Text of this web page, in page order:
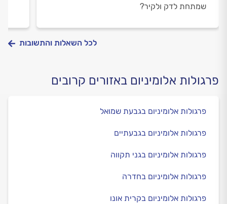
שמתחת לדק ולקיר?
לכל השאלות והתשובות
פרגולות אלומיניום באזורים קרובים
פרגולות אלומיניום בגבעת שמואל
פרגולות אלומיניום בגבעתיים
פרגולות אלומיניום בגני תקווה
פרגולות אלומיניום בחדרה
פרגולות אלומיניום בקרית אונו